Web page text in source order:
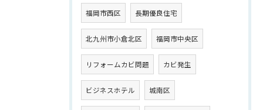
福岡市西区 長期優良住宅
北九州市小倉北区 福岡市中央区
リフォームカビ問題 カビ発生
ビジネスホテル 城南区